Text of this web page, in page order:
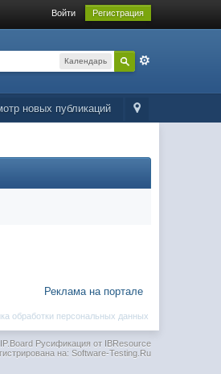
Войти Регистрация
Календарь
новых публикаций
Реклама на портале
обработки персональных данных
Русификация от IBResource
на: Software-Testing.Ru